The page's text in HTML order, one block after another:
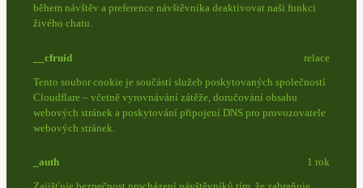
během návštěv a preference návštěvníka deaktivovat naši funkci
živého chatu.
__cfruid
Tento soubor cookie je součástí služeb poskytovaných společností
Cloudflare – včetně vyrovnávání zátěže, doručování obsahu
webových stránek a poskytování připojení DNS pro provozovatele
webových stránek.
relace
_auth 1 rok